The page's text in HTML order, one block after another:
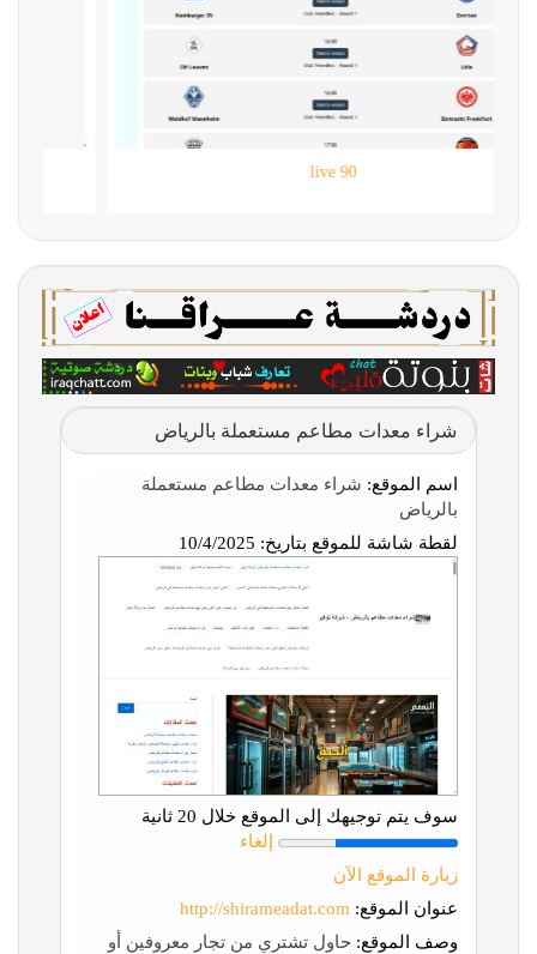
شراء معدات مطاعم مستعملة بالرياض
اسم الموقع: شراء معدات مطاعم مستعملة
بالرياض
لقطة شاشة للموقع بتاريخ:
سوف يتم توجيهك إلى الموقع خلال 20 ثانية
إلغاء
زيارة الموقع الآن
عنوان الموقع: http://shirameadat.com
وصف الموقع: حاول تشتري من تجار معروفين أو